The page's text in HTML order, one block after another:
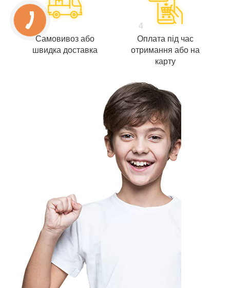
Самовивоз або
швидка доставка
4
Оплата під час
отримання або на
карту